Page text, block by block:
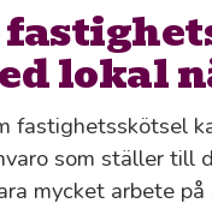
lokal
fastighetsskötsel
som ställer till
mycket arbete